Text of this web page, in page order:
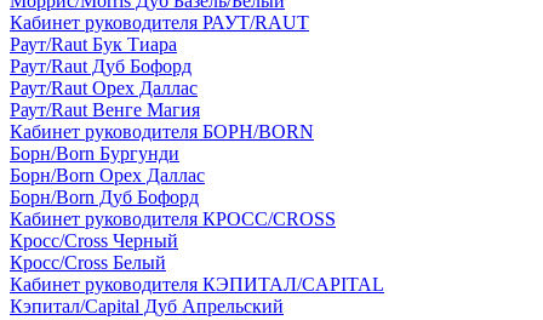
Кабинет руководителя РАУТ/RAUT
Раут/Raut Бук Тиара
Раут/Raut Дуб Бофорд
Раут/Raut Орех Даллас
Раут/Raut Венге Магия
Кабинет руководителя БОРН/BORN
Борн/Born Бургунди
Борн/Born Орех Даллас
Борн/Born Дуб Бофорд
Кабинет руководителя КРОСС/CROSS
Кросс/Cross Черный
Кросс/Cross Белый
Кабинет руководителя КЭПИТАЛ/CAPITAL
Кэпитал/Capital Дуб Апрельский